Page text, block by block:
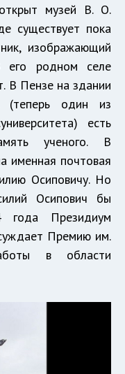
музей В. О.
существует пока
изображающий
его родном селе
В Пензе на здании
(теперь один из
есть
ученого. В
именная почтовая
Осиповичу. Но
Осипович бы
Президиум
Премию им.
в области